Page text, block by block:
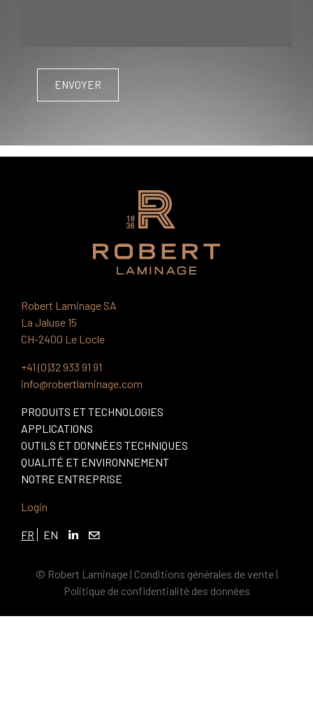
Robert Laminage SA
La Jaluse 15
CH-2400 Le Locle
+41 (0)32 933 91 91
info@robertlaminage.com
PRODUITS ET TECHNOLOGIES
APPLICATIONS
OUTILS ET DONNÉES TECHNIQUES
QUALITÉ ET ENVIRONNEMENT
NOTRE ENTREPRISE
Login
FR EN
© Robert Laminage | Conditions générales de vente|
Politique de confidentialité des données